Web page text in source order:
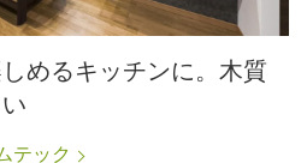
めるキッチンに。木質
テック